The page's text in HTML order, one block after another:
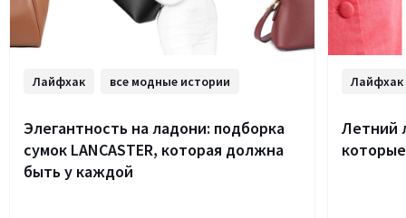
Лайфхак все модные истории
Элегантность на ладони: подборка
сумок LANCASTER, которая должна
быть у каждой
Лайфхак
Летний